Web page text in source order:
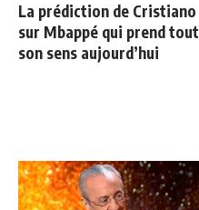
La prédiction de Cristiano
sur Mbappé qui prend tout
son sens aujourd’hui